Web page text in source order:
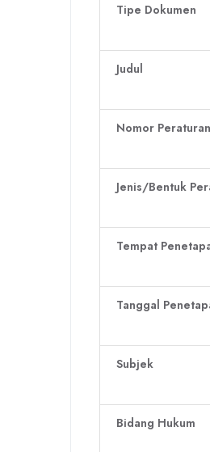
Tipe Dokumen
Judul
Nomor Peraturan
Jenis/Bentuk
Tempat
Tanggal
Subjek
Bidang Hukum